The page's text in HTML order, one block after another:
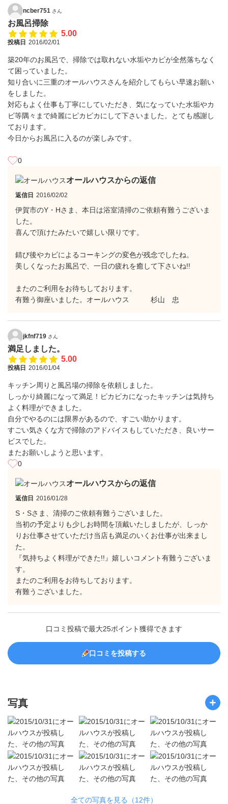
ncber751 さん
お風呂掃除
5.00
投稿日 2016/02/01
築20年のお風呂で、掃除では取れない水垢やカビが全然落ちなく
て困っていました。
知り合いに三重のオールハウスさんを紹介してもらい早速お願い
をしました。
対応もよく仕事も丁寧にしていただき、気になっていた水垢やカ
ビ等隅々まで綺麗にピカピカにして下さいました。とても感謝し
ております。
今日からお風呂に入るのが楽しみです。
0
オールハウスからの返信
返信日 2016/02/02
伊賀市のY・Hさま、本日は浴室清掃のご依頼有難うございま
した。
喜んで頂けたみたいで嬉しい限りです。
錆び後やカビによるコーキングの変色が残念でしたね。
美しくなったお風呂で、一日の疲れを癒して下さいね!!
またのご利用をお待ちしております。
有難う御座いました。オールハウス 杉山 忠
jkfnf719 さん
満足しました。
5.00
投稿日 2016/01/04
キッチン周りと風呂場の掃除を依頼しました。
しっかり綺麗になって満足！ピカピカになったキッチンは気持ち
よく料理ができました。
自分でやるのには限界があるので、すごい助かります。
すごい気さくな方で掃除のアドバイスもしていただき、良いサー
ビスでした。
またお願いしようと思います。
0
オールハウスからの返信
返信日 2016/01/28
S・Sさま、清掃のご依頼有難うございました。
当初の予定よりも少しお時間を頂戴いたしましたが、しっか
りお仕事させていただけ当店も満足のいくお仕事が出来まし
た。
『気持ちよく料理ができた!!』嬉しいコメント有難うございま
す。
またのご利用をお待ちしております。
有難うございました。
口コミ投稿で最大25ポイント獲得できます
口コミを投稿する
写真
全ての写真を見る（12件）